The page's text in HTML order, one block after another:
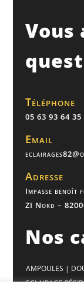
Vous
Téléphone
05 63 93 64 35
Email
Adresse
Impasse benoît
ZI Nord –
Nos
AMPOULES |